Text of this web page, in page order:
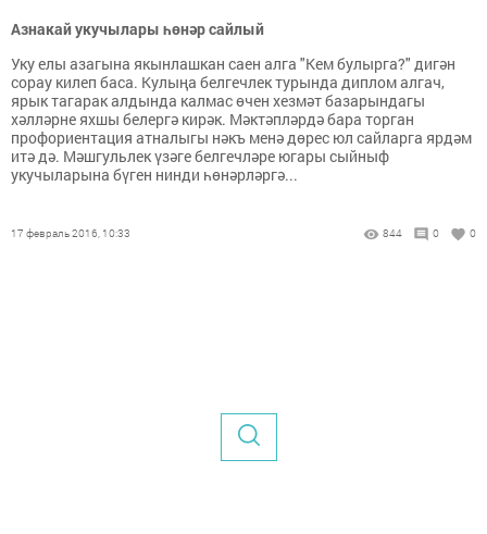
Азнакай укучылары һөнәр сайлый
Уку елы азагына якынлашкан саен алга "Кем булырга?" дигән
сорау килеп баса. Кулыңа белгечлек турында диплом алгач,
ярык тагарак алдында калмас өчен хезмәт базарындагы
хәлләрне яхшы белергә кирәк. Мәктәпләрдә бара торган
профориентация атналыгы нәкъ менә дөрес юл сайларга ярдәм
итә дә. Мәшгульлек үзәге белгечләре югары сыйныф
укучыларына бүген нинди һөнәрләргә...
17 февраль 2016, 10:33 844 0 0